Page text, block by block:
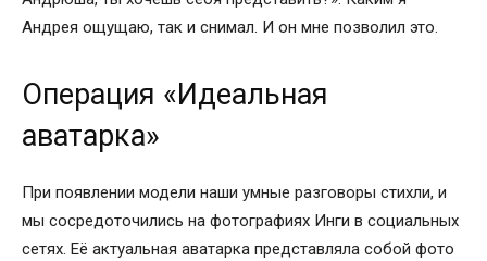
Андрея ощущаю, так и снимал. И он мне позволил это.
Операция «Идеальная
аватарка»
При появлении модели наши умные разговоры стихли, и
мы сосредоточились на фотографиях Инги в социальных
сетях. Её актуальная аватарка представляла собой фото